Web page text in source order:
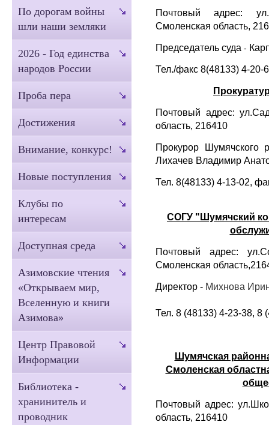
Почтовый адрес:
Смоленская область,
Председатель суда -
Тел./факс 8(48133) 4-20-
Почтовый адрес:
область, 216410
Прокурор Шумячского
Лихачев Владимир
Тел. 8(48133) 4-13-02,
СОГУ "Шумячский
Почтовый адрес:
Смоленская
Директор - Михнова
Тел. 8 (48133) 4-23-38, 8
Шумячская
Смоленская
Почтовый адрес:
область, 216410
По дорогам войны
шли наши земляки
2026 - Год единства
народов России
Проба пера
Достижения
Внимание, конкурс!
Новые поступления
Клубы по
интересам
Доступная среда
Азимовские чтения
«Открываем мир,
Вселенную и книги
Азимова»
Центр Правовой
Информации
Библиотека -
хранинитель и
проводник